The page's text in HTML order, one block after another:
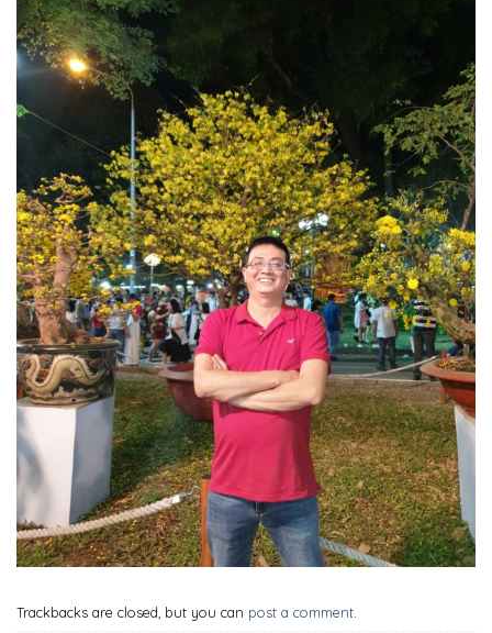
Trackbacks are closed, but you can post a comment